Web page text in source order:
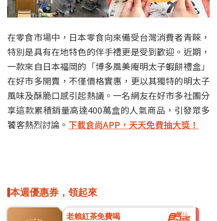
在零食市場中，日本零食向來備受台灣消費者青睞，
特別是具有在地特色的伴手禮更是受到歡迎。近期，
一款來自日本福岡的「博多風美庵明太子蝦餅禮盒」
在好市多開賣，不僅價格實惠，更以其獨特的明太子
風味及酥脆口感引起熱議。一名網友在好市多社團分
享這款累積銷量高達400萬盒的人氣商品，引發眾多
饕客熱烈討論。 下載食尚APP，天天免費抽大獎！
本週優惠券，領起來
老賴紅茶免費喝